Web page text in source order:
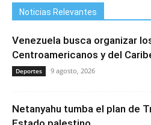
Noticias Relevantes
Venezuela busca organizar
Centroamericanos y del
Deportes 9 agosto, 2026
Netanyahu tumba el plan de